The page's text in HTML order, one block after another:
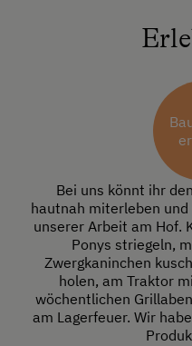
Bei uns könnt ihr
hautnah miterleben
unserer Arbeit am Hof.
Ponys striegeln,
Zwergkaninchen
holen, am Traktor
wöchentlichen
am Lagerfeuer. Wir